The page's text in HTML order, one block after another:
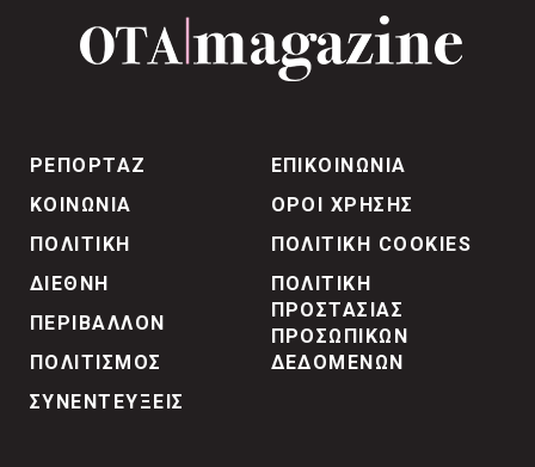
ΡΕΠΟΡΤΑΖ
ΚΟΙΝΩΝΙΑ
ΠΟΛΙΤΙΚΗ
ΔΙΕΘΝΗ
ΠΕΡΙΒΑΛΛΟΝ
ΠΟΛΙΤΙΣΜΟΣ
ΣΥΝΕΝΤΕΥΞΕΙΣ
ΕΠΙΚΟΙΝΩΝΙΑ
ΟΡΟΙ ΧΡΗΣΗΣ
ΠΟΛΙΤΙΚΗ COOKIES
ΠΟΛΙΤΙΚΗ
ΠΡΟΣΤΑΣΙΑΣ
ΠΡΟΣΩΠΙΚΩΝ
ΔΕΔΟΜΕΝΩΝ